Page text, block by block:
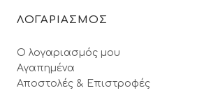
ΛΟΓΑΡΙΑΣΜΟΣ
Ο λογαριασμός μου
Αγαπημένα
Αποστολές & Επιστροφές